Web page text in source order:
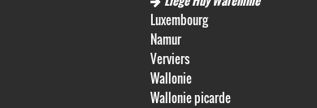
Luxembourg
Namur
Verviers
Wallonie
Wallonie picarde